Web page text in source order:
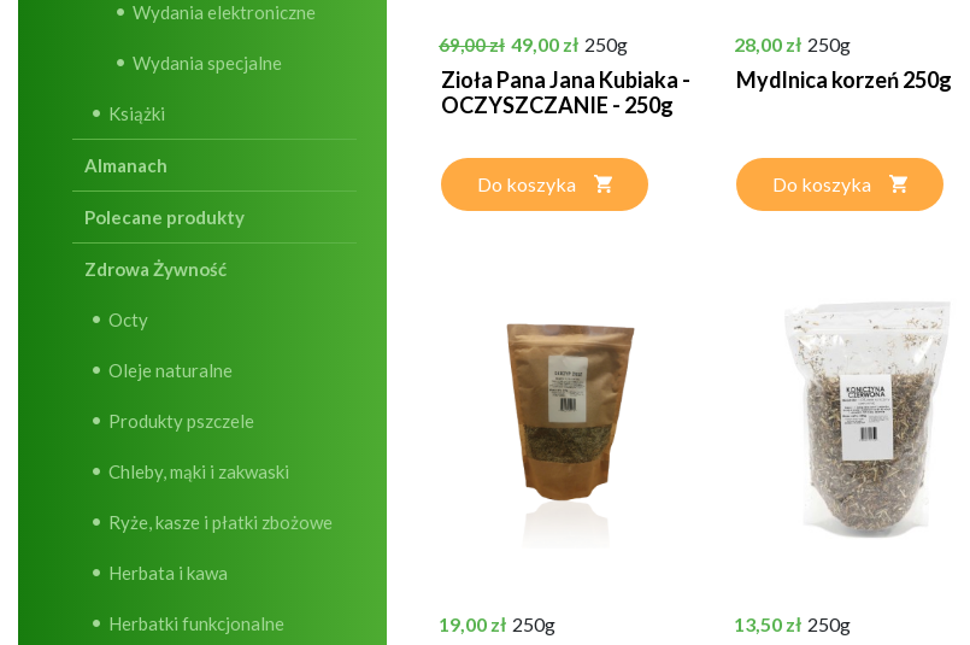
Wydania elektroniczne
Wydania specjalne
Książki
Almanach
Polecane produkty
Zdrowa Żywność
Octy
Oleje naturalne
Produkty pszczele
Chleby, mąki i zakwaski
Ryże, kasze i płatki zbożowe
Herbata i kawa
Herbatki funkcjonalne
Cena podstawowa
69,00 zł Cena
49,00 zł 250g
Zioła Pana Jana Kubiaka -
OCZYSZCZANIE - 250g
Do koszyka
Cena
28,00 zł 250g
Mydlnica korzeń 250g
Do koszyka
Cena
19,00 zł 250g Cena
13,50 zł 250g